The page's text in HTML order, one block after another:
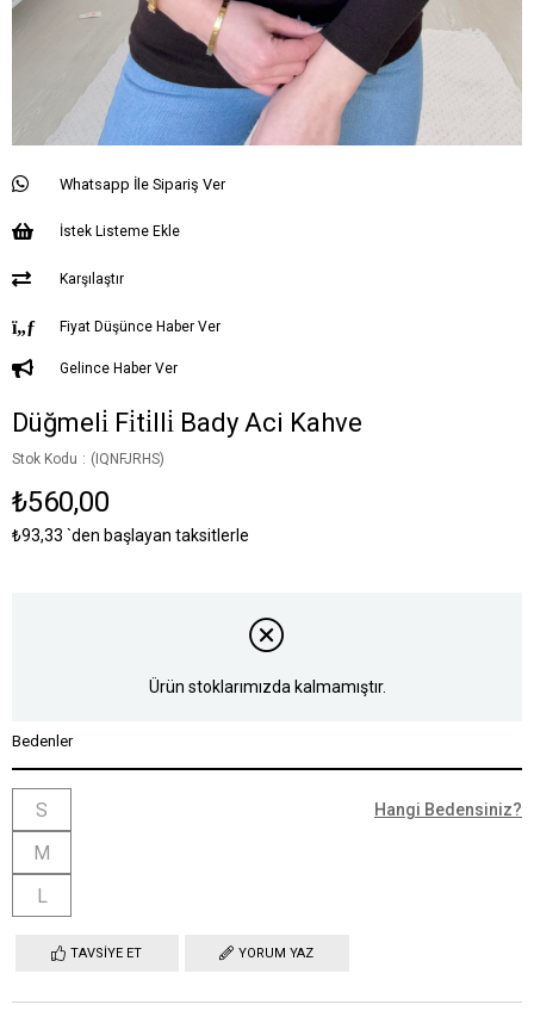
Whatsapp İle Sipariş Ver
İstek Listeme Ekle
Karşılaştır
Fiyat Düşünce Haber Ver
Gelince Haber Ver
Düğmeli̇ Fi̇ti̇lli̇ Bady Aci Kahve
Stok Kodu (IQNFJRHS)
₺560,00
₺93,33 `den başlayan taksitlerle
Ürün stoklarımızda kalmamıştır.
Bedenler
S
M
L
Hangi Bedensiniz?
TAVSIYE ET YORUM YAZ